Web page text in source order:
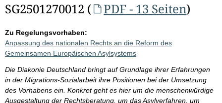
SG2501270012 (
PDF - 13 Seiten)
Zu Regelungsvorhaben:
Anpassung des nationalen Rechts an die Reform des
Gemeinsamen Europäischen Asylsystems
Die Diakonie Deutschland bringt auf Grundlage ihrer Erfahrungen
in der Migrations-Sozialarbeit ihre Positionen bei der Umsetzung
des Vorhabens ein. Konkret geht es hier um die menschenwürdige
Ausgestaltung der Rechtsberatung, um das Asylverfahren, um